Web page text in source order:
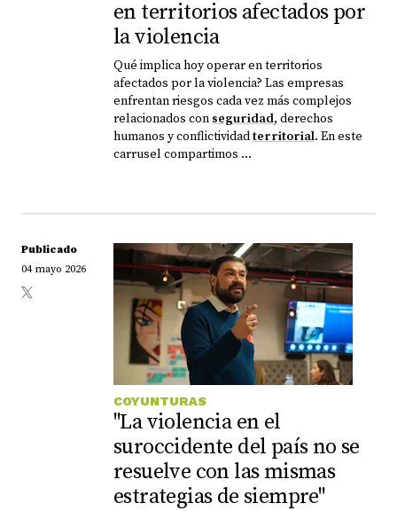
en territorios afectados por
la violencia
Qué implica hoy operar en territorios
afectados por la violencia? Las empresas
enfrentan riesgos cada vez más complejos
relacionados con seguridad, derechos
humanos y conflictividadterritorial. En este
carrusel compartimos ...
Publicado
04 mayo 2026
COYUNTURAS
"La violencia en el
suroccidente del país no se
resuelve con las mismas
estrategias de siempre"